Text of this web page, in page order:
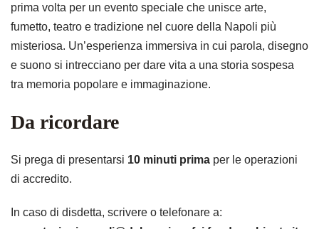
prima volta per un evento speciale che unisce arte,
fumetto, teatro e tradizione nel cuore della Napoli più
misteriosa. Un’esperienza immersiva in cui parola, disegno
e suono si intrecciano per dare vita a una storia sospesa
tra memoria popolare e immaginazione.
Da ricordare
Si prega di presentarsi 10 minuti prima per le operazioni
di accredito.
In caso di disdetta, scrivere o telefonare a: